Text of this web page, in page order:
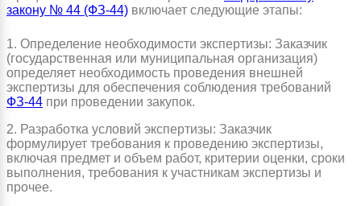
закону № 44 (ФЗ-44) включает следующие этапы:
1. Определение необходимости экспертизы: Заказчик
(государственная или муниципальная организация)
определяет необходимость проведения внешней
экспертизы для обеспечения соблюдения требований
ФЗ-44 при проведении закупок.
2. Разработка условий экспертизы: Заказчик
формулирует требования к проведению экспертизы,
включая предмет и объем работ, критерии оценки, сроки
выполнения, требования к участникам экспертизы и
прочее.